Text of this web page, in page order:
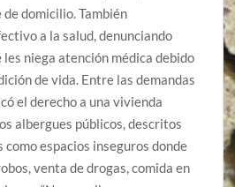
domicilio. También
a la salud, denunciando
les niega atención médica debido
de vida. Entre las demandas
el derecho a una vivienda
albergues públicos, descritos
espacios inseguros donde
venta de drogas, comida en